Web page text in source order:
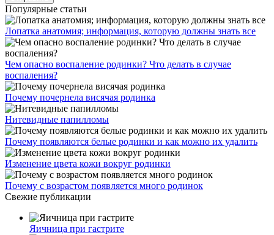
Популярные статьи
Лопатка анатомия; информация, которую должны знать все
Чем опасно воспаление родинки? Что делать в случае
воспаления?
Почему почернела висячая родинка
Нитевидные папилломы
Почему появляются белые родинки и как можно их удалить
Изменение цвета кожи вокруг родинки
Почему с возрастом появляется много родинок
Свежие публикации
Яичница при гастрите